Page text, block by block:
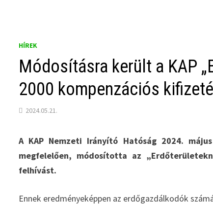
HÍREK
Módosításra került a KAP
2000 kompenzációs
2024.05.21.
A KAP Nemzeti Irányító Hatóság 2024.
megfelelően, módosította az
felhívást.
Ennek eredményeképpen az erdőgazdálkodók